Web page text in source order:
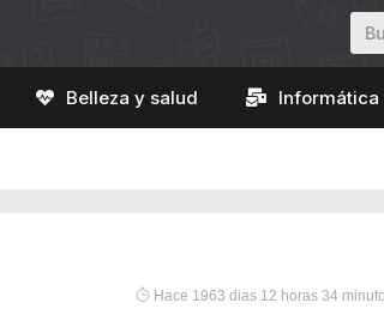
Belleza y salud
Hace 1963 dias 12 horas 34